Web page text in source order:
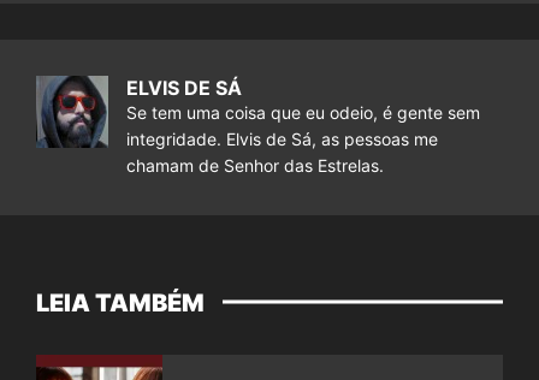
ELVIS DE SÁ
Se tem uma coisa que eu odeio, é gente sem
integridade. Elvis de Sá, as pessoas me
chamam de Senhor das Estrelas.
LEIA TAMBÉM